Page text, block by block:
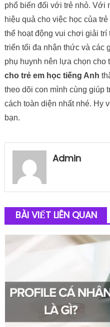
phổ biến đối với trẻ nhỏ. Với
hiệu quả cho việc học của
thể hoạt động vui chơi giải trí
triển tối đa nhận thức và các
phụ huynh nên lựa chọn cho
cho trẻ em học tiếng Anh
theo dõi con mình cùng giúp
cách toàn diện nhất nhé. Hy
bạn.
Admin
BÀI VIẾT LIÊN QUAN